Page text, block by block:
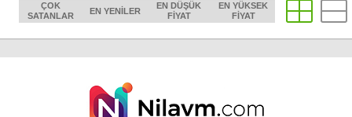
ÇOK
SATANLAR
EN YENILER
EN DÜŞÜK
FIYAT
EN YÜKSEK
FIYAT